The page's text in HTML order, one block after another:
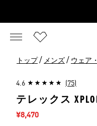
トップ / メンズ / ウェア
4.6 (75)
テレックス
セール価格
¥8,470